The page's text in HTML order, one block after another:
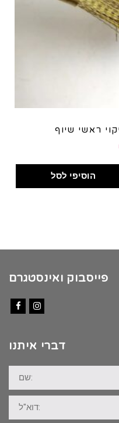
ראשי שיוף
הוסיפי לסל
פייסבוק ואינסטגרם
דברי איתנו
שם:
דוא"ל: